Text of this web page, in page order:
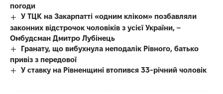
погоди
У ТЦК на Закарпатті «одним кліком» позбавляли
законних відстрочок чоловіків з усієї України, –
Омбудсман Дмитро Лубінець
Гранату, що вибухнула неподалік Рівного, батько
привіз з передової
У ставку на Рівненщині втопився 33-річний чоловік